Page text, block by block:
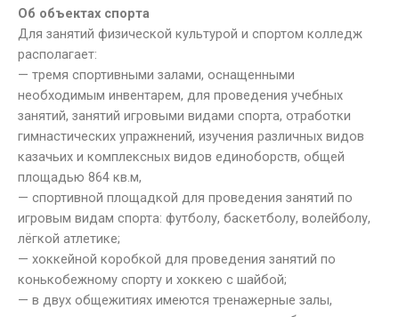
Об объектах спорта
Для занятий физической культурой и спортом колледж
располагает:
— тремя спортивными залами, оснащенными
необходимым инвентарем, для проведения учебных
занятий, занятий игровыми видами спорта, отработки
гимнастических упражнений, изучения различных видов
казачьих и комплексных видов единоборств, общей
площадью 864 кв.м,
— спортивной площадкой для проведения занятий по
игровым видам спорта: футболу, баскетболу, волейболу,
лёгкой атлетике;
— хоккейной коробкой для проведения занятий по
конькобежному спорту и хоккею с шайбой;
— в двух общежитиях имеются тренажерные залы,